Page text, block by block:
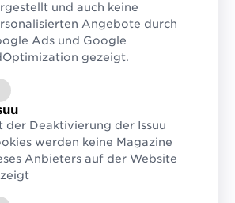
rasch und zuverlässig
Regale und Onlineshops
Stammdaten entstehen
Sie sind das Ergebnis
und auch keine
Angebote durch
Ads und Google
gezeigt.
der Deaktivierung der Issuu
werden keine Magazine
Anbieters auf der Website